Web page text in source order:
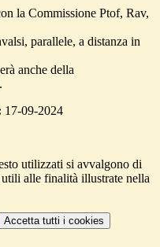
la Commissione Ptof, Rav,
parallele, a distanza in
anche della
17-09-2024
utilizzati si avvalgono di
alle finalità illustrate nella
Accetta tutti i cookies